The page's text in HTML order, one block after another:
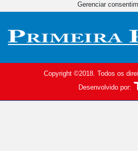
Copyright ©2018. Todos os
Desenvolvido por:
Gerenciar